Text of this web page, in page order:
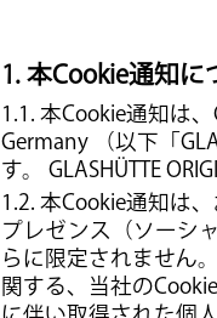
1. 本Cookie通知に
1.1. 本Cookie通知は
Germany （以下「
す。 GLASHÜTTE
1.2. 本Cookie通知は
プレゼンス（ソーシ
らに限定されません
関する、当社の